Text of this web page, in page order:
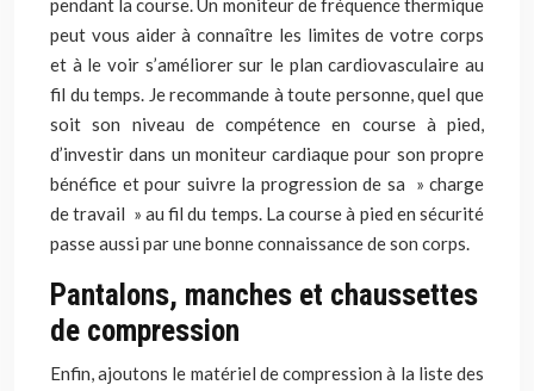
pendant la course. Un moniteur de fréquence thermique
peut vous aider à connaître les limites de votre corps
et à le voir s’améliorer sur le plan cardiovasculaire au
fil du temps. Je recommande à toute personne, quel que
soit son niveau de compétence en course à pied,
d’investir dans un moniteur cardiaque pour son propre
bénéfice et pour suivre la progression de sa » charge
de travail » au fil du temps. La course à pied en sécurité
passe aussi par une bonne connaissance de son corps.
Pantalons, manches et chaussettes
de compression
Enfin, ajoutons le matériel de compression à la liste des